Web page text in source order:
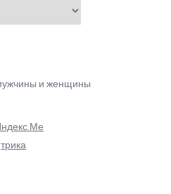
и женщины